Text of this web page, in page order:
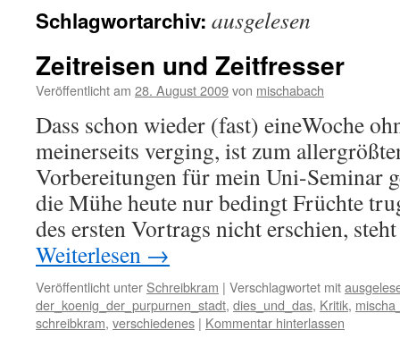
Schlagwortarchiv: ausgelesen
Zeitreisen und Zeitfresser
Veröffentlicht am 28. August 2009von mischabach
Dass schon wieder (fast) eineWoche
meinerseits verging, ist zum
Vorbereitungen für mein Uni-Seminar
die Mühe heute nur bedingt Früchte
des ersten Vortrags nicht erschien,
Weiterlesen →
Veröffentlicht unter Schreibkram | Verschlagwortet mit
der_koenig_der_purpurnen_stadt, dies_und_das, Kritik,
schreibkram, verschiedenes | Kommentar hinterlassen